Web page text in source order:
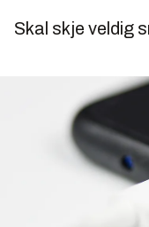
Skal skje veldig